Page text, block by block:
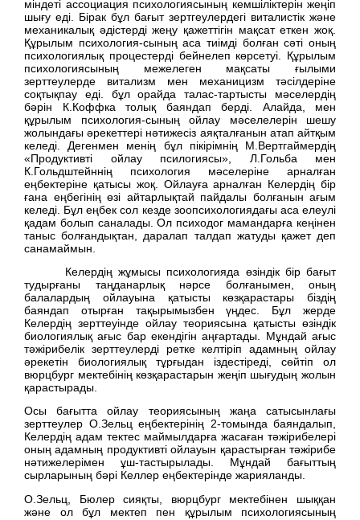
міндеті ассоциация психологиясының кемшіліктерін жеңіп
шығу еді. Бірак бұл бағыт зертгеулердегі виталистік және
механикалық әдістерді жеңу қажеттігін мақсат еткен жоқ.
Құрылым психология-сының аса тиімді болған сәті оның
психологиялық процестерді бейнелеп көрсетуі. Құрылым
психологиясының межелеген мақсаты ғылыми
зерттеулерде витализм мен механицизм тәсілдеріне
соқтықпау еді. бұл орайда талас-тартысты мәселердің
бәрін К.Коффка толық баяндап берді. Алайда, мен
құрылым психология-сының ойлау мәселелерін шешу
жолындағы әрекеттері нәтижесіз аяқталғанын атап айтқым
келеді. Дегенмен менің бұл пікірімнің М.Вертгаймердің
«Продуктивті ойлау псилогиясы», Л.Гольба мен
К.Гольдштейннің психология мәселеріне арналған
еңбектеріне қатысы жоқ. Ойлауға арналған Келердің бір
ғана еңбегінің өзі айтарлықтай пайдалы болғанын ағым
келеді. Бұл еңбек сол кезде зоопсихологиядағы аса елеулі
қадам болып саналады. Ол психодог мамандарға кеңінен
таныс болғандықтан, даралап талдап жатуды қажет деп
санамаймын.
Келердің жұмысы психологияда өзіндік бір бағыт
тудырғаны таңданарлық нәрсе болғанымен, оның
балалардың ойлауына қатысты көзқарастары біздің
баяндап отырған тақырымызбен үңдес. Бұл жерде
Келердің зерттеуінде ойлау теориясына қатысты өзіндік
биологиялық ағыс бар екендігін аңғартады. Мұндай ағыс
тәжірибелік зерттеулерді ретке келтіріп адамның ойлау
әрекетін биологиялық тұрғыдан іздестіреді, сөйтіп ол
вюрцбург мектебінің көзқарастарын жеңіп шығудың жолын
қарастырады.
Осы бағытта ойлау теориясының жаңа сатысынлағы
зерттеулер О.Зельц еңбектерінің 2-томында баяндалып,
Келердің адам тектес маймылдарға жасаған тәжірибелері
оның адамның продуктивті ойлауын қарастырған тәжірибе
нәтижелерімен ұш-тастырылады. Мұндай бағыттың
сырларының бәрі Келлер еңбектерінде жарияланды.
О.Зельц, Бюлер сияқты, вюрцбург мектебінен шыққан
және ол бұл мектеп пен құрылым психологиясының